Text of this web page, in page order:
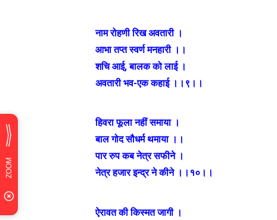
नाम रोहणी रिख अवतारी ।
आभा तप्त स्वर्ण मनहारी ।।
शचि आई, बालक को लाई ।
अवतारी भव-एक कहाई ।।९।।
हिवरा फूला नहीं समाया ।
बाल गोद सौधर्म थमाया ।।
पार रुप कब नेत्र सफीने ।
नेत्र हजार इन्द्र ने कीने ।।१०।।
ऐरावत की किस्मत जागी ।